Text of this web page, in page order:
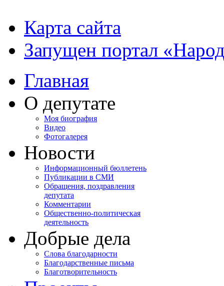
Карта сайта
Запущен портал
Главная
О депутате
Моя биография
Видео
Фотогалерея
Новости
Информационный бюллетень
Публикации в СМИ
Обращения, поздравления
депутата
Комментарии
Общественно-политическая
деятельность
Добрые дела
Слова благодарности
Благодарственные письма
Благотворительность